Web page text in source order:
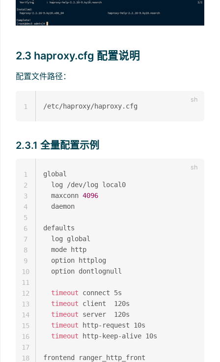
2.3 haproxy.cfg 配置说明
配置文件路径：
1
2.3.1 全量配置示例
global
  log /dev/log local0
  maxconn
4096
  daemon
defaults
  log global
  mode http
  option httplog
  option dontlognull
timeout connect 5s
timeout client  120s
timeout server  120s
timeout http-request 10s
timeout http-keep-alive 10s
frontend ranger_http_front
1
2
3
4
5
6
7
8
9
10
11
12
13
14
15
16
17
18